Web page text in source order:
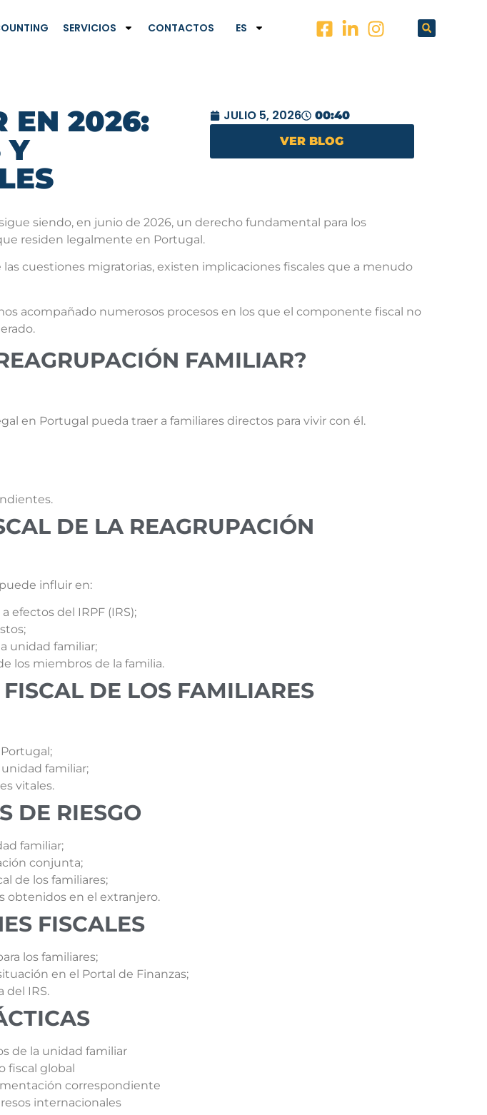
SERVICIOS CONTACTOS ES
EN 2026:
Y
JULIO 5, 2026
00:40
VER BLOG
siendo, en junio de 2026, un derecho fundamental para los
residen legalmente en Portugal.
las cuestiones migratorias, existen implicaciones fiscales que a menudo
acompañado numerosos procesos en los que el componente fiscal no
FAMILIAR?
en Portugal pueda traer a familiares directos para vivir con él.
DE LA REAGRUPACIÓN
influir en:
efectos del IRPF (IRS);
unidad familiar;
los miembros de la familia.
DE LOS FAMILIARES
familiar;
vitales.
DE RIESGO
familiar;
conjunta;
de los familiares;
obtenidos en el extranjero.
FISCALES
los familiares;
en el Portal de Finanzas;
del IRS.
de la unidad familiar
fiscal global
correspondiente
internacionales